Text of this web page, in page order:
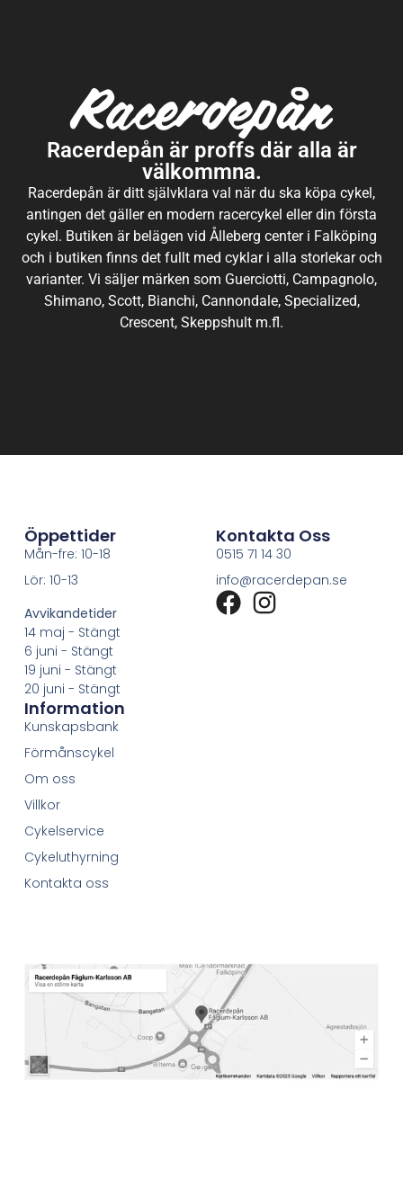
Racerdepån är proffs där alla är
välkommna.
Racerdepån är ditt självklara val när du ska köpa cykel,
antingen det gäller en modern racercykel eller din första
cykel. Butiken är belägen vid Ålleberg center i Falköping
och i butiken finns det fullt med cyklar i alla storlekar och
varianter. Vi säljer märken som Guerciotti, Campagnolo,
Shimano, Scott, Bianchi, Cannondale, Specialized,
Crescent, Skeppshult m.fl.
Öppettider
Mån-fre: 10-18
Lör: 10-13
Avvikandetider
14 maj - Stängt
6 juni - Stängt
19 juni - Stängt
20 juni - Stängt
Kontakta Oss
0515 71 14 30
info@racerdepan.se
Information
Kunskapsbank
Förmånscykel
Om oss
Villkor
Cykelservice
Cykeluthyrning
Kontakta oss